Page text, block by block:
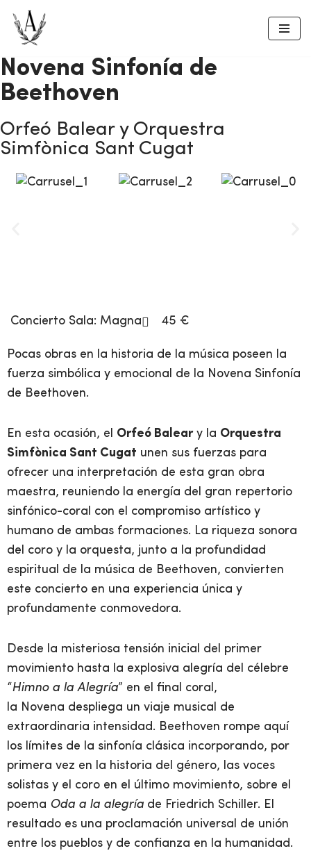
Saltar
al
contenido
Novena Sinfonía de
Beethoven
Orfeó Balear y Orquestra
Simfònica Sant Cugat
Concierto Sala: Magna 45 €
Pocas obras en la historia de la música poseen la
fuerza simbólica y emocional de la Novena Sinfonía
de Beethoven.
En esta ocasión, el Orfeó Baleary la Orquestra
Simfònica Sant Cugat unen sus fuerzas para
ofrecer una interpretación de esta gran obra
maestra, reuniendo la energía del gran repertorio
sinfónico-coral con el compromiso artístico y
humano de ambas formaciones. La riqueza sonora
del coro y la orquesta, junto a la profundidad
espiritual de la música de Beethoven, convierten
este concierto en una experiencia única y
profundamente conmovedora.
Desde la misteriosa tensión inicial del primer
movimiento hasta la explosiva alegría del célebre
“Himno a la Alegría” en el final coral,
la Novena despliega un viaje musical de
extraordinaria intensidad. Beethoven rompe aquí
los límites de la sinfonía clásica incorporando, por
primera vez en la historia del género, las voces
solistas y el coro en el último movimiento, sobre el
poema Oda a la alegría de Friedrich Schiller. El
resultado es una proclamación universal de unión
entre los pueblos y de confianza en la humanidad.